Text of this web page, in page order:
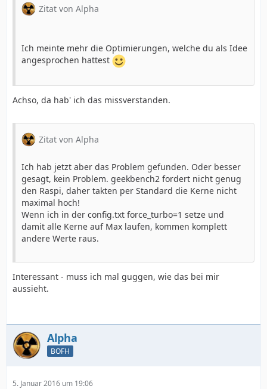
Zitat von Alpha
Ich meinte mehr die Optimierungen, welche du als Idee
angesprochen hattest
Achso, da hab' ich das missverstanden.
Zitat von Alpha
Ich hab jetzt aber das Problem gefunden. Oder besser
gesagt, kein Problem. geekbench2 fordert nicht genug
den Raspi, daher takten per Standard die Kerne nicht
maximal hoch!
Wenn ich in der config.txt force_turbo=1 setze und
damit alle Kerne auf Max laufen, kommen komplett
andere Werte raus.
Interessant - muss ich mal guggen, wie das bei mir
aussieht.
Alpha
BOFH
5. Januar 2016 um 19:06